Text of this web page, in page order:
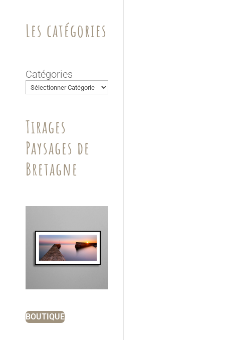
Les catégories
Catégories
Tirages
Paysages de
Bretagne
BOUTIQUE